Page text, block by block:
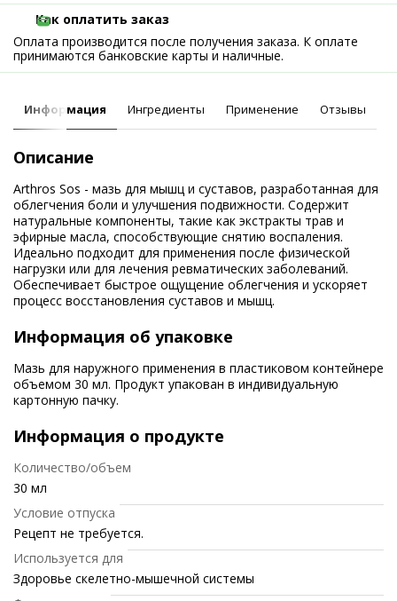
Как оплатить заказ
Оплата производится после получения заказа. К оплате
принимаются банковские карты и наличные.
Информация Ингредиенты Применение Отзывы
Описание
Arthros Sos - мазь для мышц и суставов, разработанная для
облегчения боли и улучшения подвижности. Содержит
натуральные компоненты, такие как экстракты трав и
эфирные масла, способствующие снятию воспаления.
Идеально подходит для применения после физической
нагрузки или для лечения ревматических заболеваний.
Обеспечивает быстрое ощущение облегчения и ускоряет
процесс восстановления суставов и мышц.
Информация об упаковке
Мазь для наружного применения в пластиковом контейнере
объемом 30 мл. Продукт упакован в индивидуальную
картонную пачку.
Информация о продукте
Количество/объем
30 мл
Условие отпуска
Рецепт не требуется.
Используется для
Здоровье скелетно-мышечной системы